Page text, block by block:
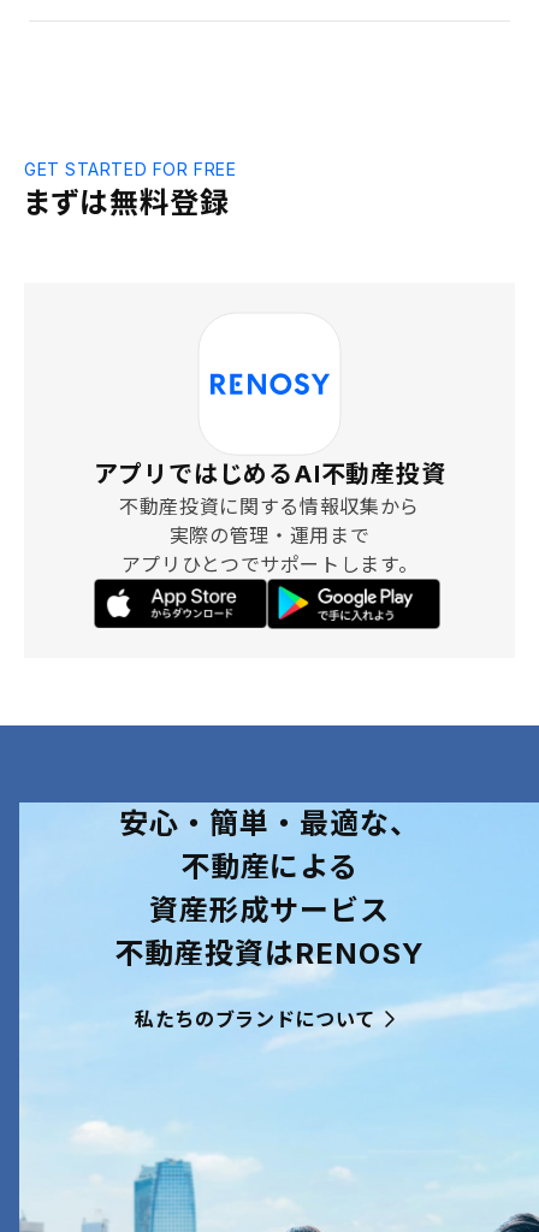
まずは無料登録
GET STARTED FOR FREE
アプリではじめるAI不動産投資
不動産投資に関する情報収集から
実際の管理・運用まで
アプリひとつでサポートします。
安心・簡単・最適な、
不動産による
資産形成サービス
不動産投資はRENOSY
私たちのブランドについて